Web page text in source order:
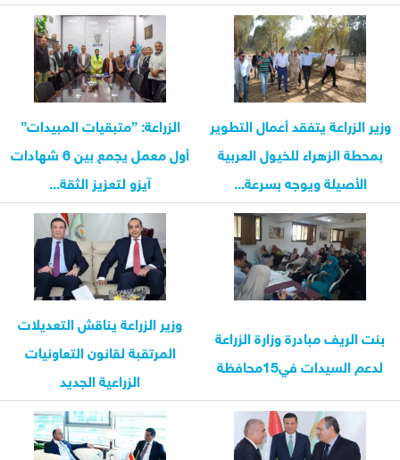
وزير الزراعة يتفقد أعمال التطوير
بمحطة الزهراء للخيول العربية
الأصيلة ويوجه بسرعة...
الزراعة: ”متبقيات المبيدات”
أول معمل يجمع بين 6 شهادات
آيزو لتعزيز الثقة...
بنت الريف مبادرة وزارة الزراعة
لدعم السيدات في15محافظة
وزير الزراعة يناقش التعديلات
المرتقبة لقانون التعاونيات
الزراعية الجديد